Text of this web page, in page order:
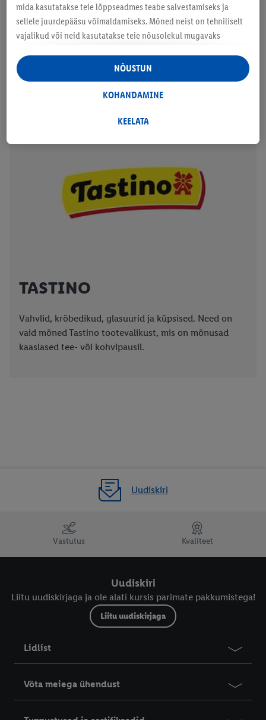
Külalistele on alati hea pakkuda tee või kohvi kõrvale
küpsist. Sondey valikust leiad täpselt sobivad küpsised,
mis rõõmustavad nii külalisi kui ka pererahvast.
TASTINO
Vahvlid, krõbedikud, glasuurid ja küpsised. Need on
vaid mõned Tastino tootevalikust, mis on mõnusad
kaaslased tee- või kohvipausil.
Uudiskiri
Vastutus Kvaliteet
Uudiskiri
Liitu uudiskirjaga ja ole alati kursis parimate pakkumistega!
Liitu uudiskirjaga
Lidlist
Võta meiega ühendust
mida kasutatakse teie lõppseadmes teabe salvestamiseks ja
sellele juurdepääsu võimaldamiseks. Mõned neist on tehniliselt
vajalikud või neid kasutatakse teie nõusolekul mugavaks
reklaamiks Lidli teenustes ja väljaspool neid. Kui olete Lidl Plus
programmis osaleja, töödeldakse nendel eesmärkidel ka teie
poeostude käitumise andmeid.
leida lisateavet andmetöötluse kohta.
eespool nimetatud eesmärkide töötlemiseks. Täiendavat teavet,
sealhulgas andmete säilitamisperioodi ja teie õigust oma
nõusolekut igal ajal tagasi võtta, leiate meie
privaatsuspoliitikast.Trükised leiate siit.
KEELATA
KOHANDAMINE
NÕUSTUN